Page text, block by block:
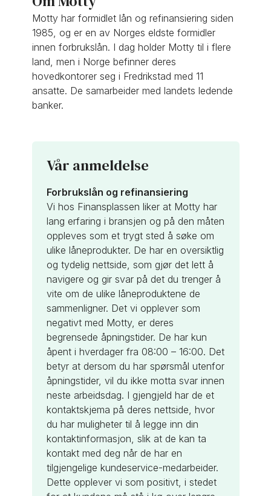
Motty har formidlet lån og refinansiering siden
1985, og er en av Norges eldste formidler
innen forbrukslån. I dag holder Motty til i flere
land, men i Norge befinner deres
hovedkontorer seg i Fredrikstad med 11
ansatte. De samarbeider med landets ledende
banker.
Vår anmeldelse
Forbrukslån og refinansiering
Vi hos Finansplassen liker at Motty har
lang erfaring i bransjen og på den måten
oppleves som et trygt sted å søke om
ulike låneprodukter. De har en oversiktlig
og tydelig nettside, som gjør det lett å
navigere og gir svar på det du trenger å
vite om de ulike låneproduktene de
sammenligner. Det vi opplever som
negativt med Motty, er deres
begrensede åpningstider. De har kun
åpent i hverdager fra 08:00 – 16:00. Det
betyr at dersom du har spørsmål utenfor
åpningstider, vil du ikke motta svar innen
neste arbeidsdag. I gjengjeld har de et
kontaktskjema på deres nettside, hvor
du har muligheter til å legge inn din
kontaktinformasjon, slik at de kan ta
kontakt med deg når de har en
tilgjengelige kundeservice-medarbeider.
Dette opplever vi som positivt, i stedet